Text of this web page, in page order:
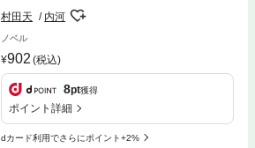
村田天 内河
ノベル
902 (税込)
8pt獲得
ポイント詳細
dカード利用でさらにポイント+2%